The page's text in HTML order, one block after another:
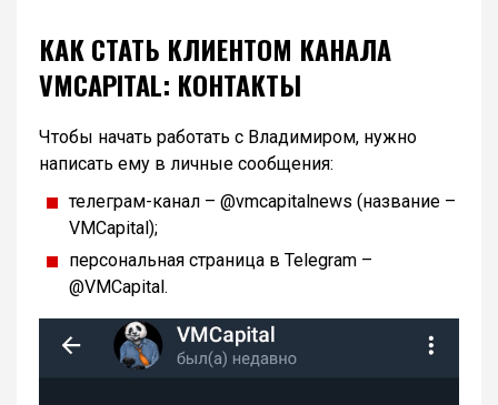
КАК СТАТЬ КЛИЕНТОМ КАНАЛА
VMCAPITAL: КОНТАКТЫ
Чтобы начать работать с Владимиром, нужно
написать ему в личные сообщения:
телеграм-канал – @vmcapitalnews (название –
VMCapital);
персональная страница в Telegram –
@VMCapital.